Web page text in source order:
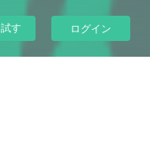
す ログイン